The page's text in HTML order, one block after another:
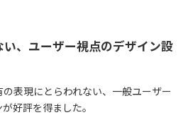
、ユーザー視点のデザイン設
表現にとらわれない、一般ユーザー
好評を得ました。